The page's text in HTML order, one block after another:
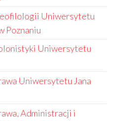
Uniwersytetu
Poznaniu
Uniwersytetu
Uniwersytetu Jana
Administracji i